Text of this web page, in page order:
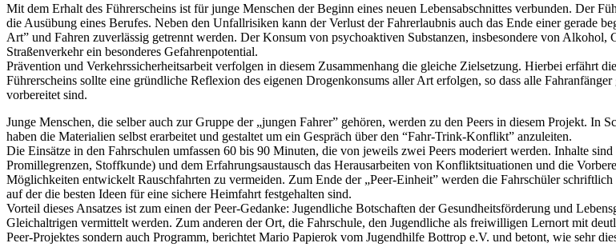
Mit dem Erhalt des Führerscheins ist für junge Menschen der Beginn eines neuen Lebensabschnittes verbunden. Der
die Ausübung eines Berufes. Neben den Unfallrisiken kann der Verlust der Fahrerlaubnis auch das Ende einer gerade
Art” und Fahren zuverlässig getrennt werden. Der Konsum von psychoaktiven Substanzen, insbesondere von
Straßenverkehr ein besonderes Gefahrenpotential.
Prävention und Verkehrssicherheitsarbeit verfolgen in diesem Zusammenhang die gleiche Zielsetzung. Hierbei erfährt
Führerscheins sollte eine gründliche Reflexion des eigenen Drogenkonsums aller Art erfolgen, so dass alle
vorbereitet sind.
Junge Menschen, die selber auch zur Gruppe der „jungen Fahrer” gehören, werden zu den Peers in diesem Projekt.
haben die Materialien selbst erarbeitet und gestaltet um ein Gespräch über den “Fahr-Trink-Konflikt” anzuleiten.
Die Einsätze in den Fahrschulen umfassen 60 bis 90 Minuten, die von jeweils zwei Peers moderiert werden. Inhalte
Promillegrenzen, Stoffkunde) und dem Erfahrungsaustausch das Herausarbeiten von Konfliktsituationen und die
Möglichkeiten entwickelt Rauschfahrten zu vermeiden. Zum Ende der „Peer-Einheit” werden die Fahrschüler
auf der die besten Ideen für eine sichere Heimfahrt festgehalten sind.
Vorteil dieses Ansatzes ist zum einen der Peer-Gedanke: Jugendliche Botschaften der Gesundheitsförderung und
Gleichaltrigen vermittelt werden. Zum anderen der Ort, die Fahrschule, den Jugendliche als freiwilligen Lernort mit
Peer-Projektes sondern auch Programm, berichtet Mario Papierok vom Jugendhilfe Bottrop e.V. und betont, wie sehr